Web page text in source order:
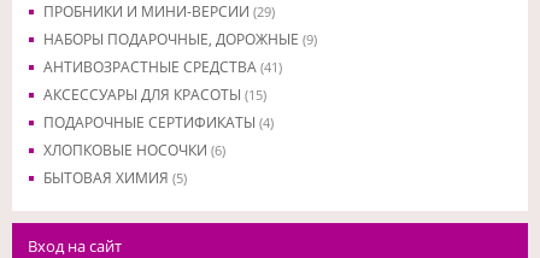
ПРОБНИКИ И МИНИ-ВЕРСИИ (29)
НАБОРЫ ПОДАРОЧНЫЕ, ДОРОЖНЫЕ (9)
АНТИВОЗРАСТНЫЕ СРЕДСТВА (41)
АКСЕССУАРЫ ДЛЯ КРАСОТЫ (15)
ПОДАРОЧНЫЕ СЕРТИФИКАТЫ (4)
ХЛОПКОВЫЕ НОСОЧКИ (6)
БЫТОВАЯ ХИМИЯ (5)
Вход на сайт